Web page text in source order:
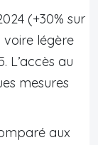
(+30% sur
voire légère
L’accès au
mesures
aux